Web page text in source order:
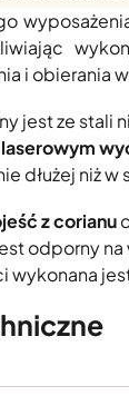
i obierania
jest ze stali
laserowym
dłużej niż
z corianu
odporny
wykonana